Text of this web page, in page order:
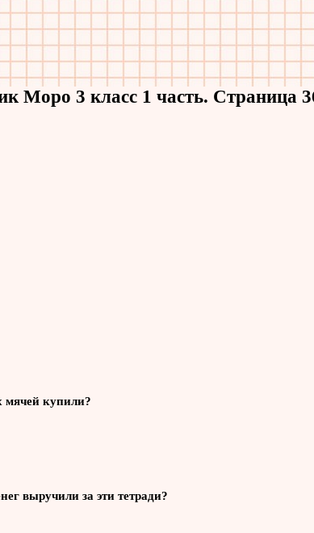
Моро 3 класс 1 часть. Страница
мячей купили?
выручили за эти тетради?